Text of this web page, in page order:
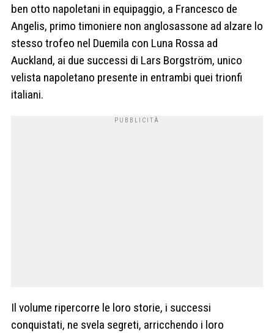
ben otto napoletani in equipaggio, a Francesco de
Angelis, primo timoniere non anglosassone ad alzare lo
stesso trofeo nel Duemila con Luna Rossa ad
Auckland, ai due successi di Lars Borgström, unico
velista napoletano presente in entrambi quei trionfi
italiani.
Il volume ripercorre le loro storie, i successi
conquistati, ne svela segreti, arricchendo i loro